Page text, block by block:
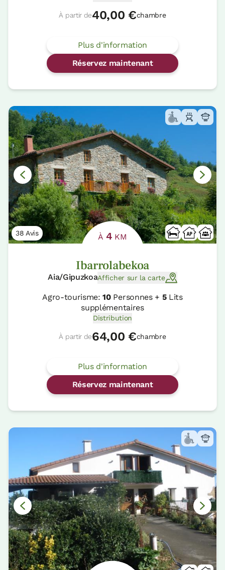
À partir de40,00 €chambre
Plus d'information
Réservez maintenant
38 Avis À 4 KM
Ibarrolabekoa
Aia/GipuzkoaAfficher sur la carte
Agro-tourisme:10Personnes + 5Lits
supplémentaires
Distribution
À partir de64,00 €chambre
Plus d'information
Réservez maintenant